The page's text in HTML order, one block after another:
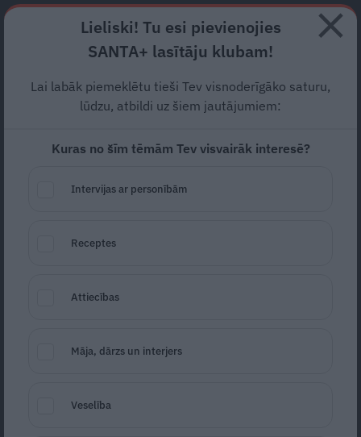
Abonē
FOTO: Rēzija Kalniņa kreņķu dēļ krietni
notievējusi
Lieliski! Tu esi pievienojies
SANTA+ lasītāju klubam!
Lai labāk piemeklētu tieši Tev visnoderīgāko saturu,
lūdzu, atbildi uz šiem jautājumiem:
Kuras no šīm tēmām Tev visvairāk interesē?
Intervijas ar personībām
Receptes
Attiecības
Māja, dārzs un interjers
Veselība